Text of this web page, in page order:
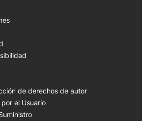
de derechos de autor
el Usuario